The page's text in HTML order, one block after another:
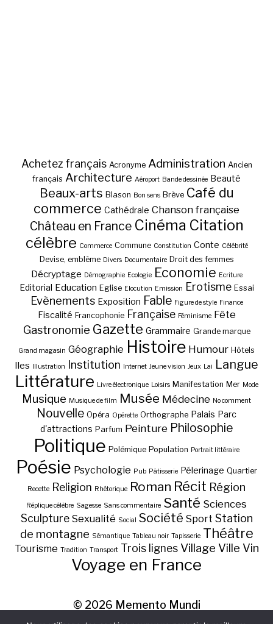
Achetez français Acronyme Administration Ancien
français Architecture Aéroport Bande dessinée Beauté
Beaux-arts Blason Bon sens Brève Café du
commerce Cathédrale Chanson française
Château en France Cinéma Citation
célèbre Commerce Commune Constitution Conte Célébrité
Devise, emblème Divers Documentaire Droit des femmes
Décryptage Démographie Ecologie Economie Ecriture
Editorial Education Eglise Elocution Emission Erotisme Essai
Evènements Exposition Fable Figure de style Finance
Fiscalité Francophonie Française Féminisme Fête
Gastronomie Gazette Grammaire Grande marque
Grand magasin Géographie Histoire Humour Hôtels
Iles Illustration Institution Internet Jeune vision Jeux Lai Langue
Littérature Livre électronique Loisirs Manifestation Mer Mode
Musique Musique de film Musée Médecine No comment
Nouvelle Opéra Opérette Orthographe Palais Parc
d'attractions Parfum Peinture Philosophie
Politique Polémique Population Portrait littéraire
Poésie Psychologie Pub Pâtisserie Pélerinage Quartier
Recette Religion Rhétorique Roman Récit Région
Réplique célèbre Sagesse Sans commentaire Santé Sciences
Sculpture Sexualité Social Société Sport Station
de montagne Sémantique Tableau noir Tapisserie Théâtre
Tourisme Tradition Transport Trois lignes Village Ville Vin
Voyage en France
© 2026 Memento Mundi